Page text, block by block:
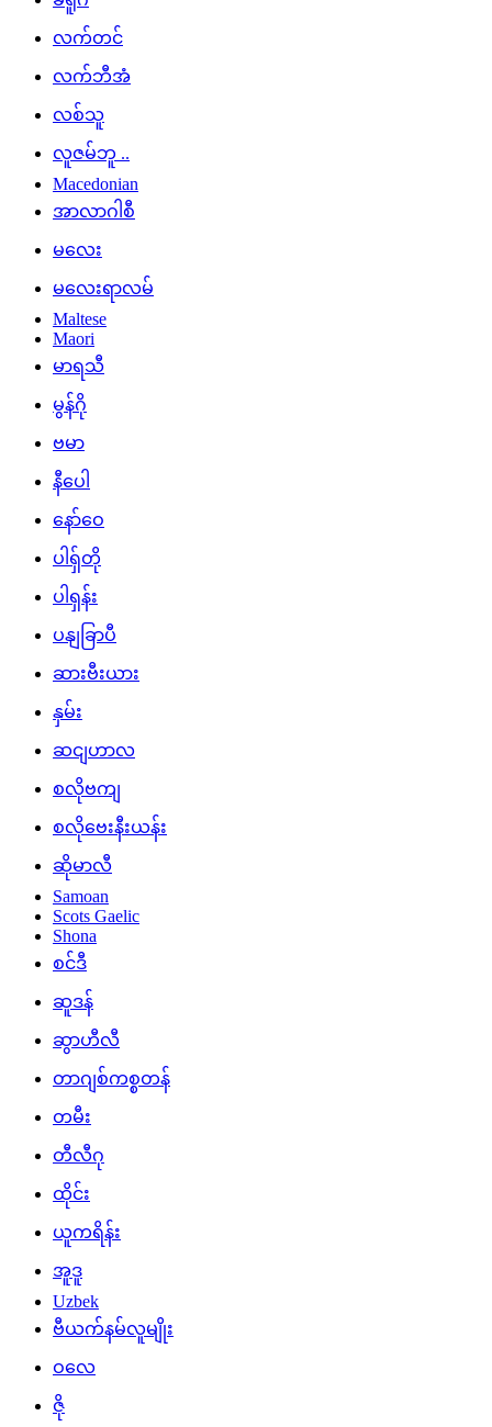
လက်တင်
လက်ဘီအံ
လစ်သူ
လူဇမ်ဘူ ..
Macedonian
အာလာဂါစီ
မလေး
မလေးရာလမ်
Maltese
Maori
မာရသီ
မွန်ဂို
ဗမာ
နီပေါ
နော်ဝေ
ပါရှ်တို
ပါရှန်း
ပနျခြာပီ
ဆားဗီးယား
နှမ်း
ဆငျဟာလ
စလိုဗကျ
စလိုဗေးနီးယန်း
ဆိုမာလီ
Samoan
Scots Gaelic
Shona
စင်ဒီ
ဆူဒန်
ဆွာဟီလီ
တာဂျစ်ကစ္စတန်
တမီး
တီလီဂု
ထိုင်း
ယူကရိန်း
အူဒူ
Uzbek
ဗီယက်နမ်လူမျိုး
ဝလေ
ဇို